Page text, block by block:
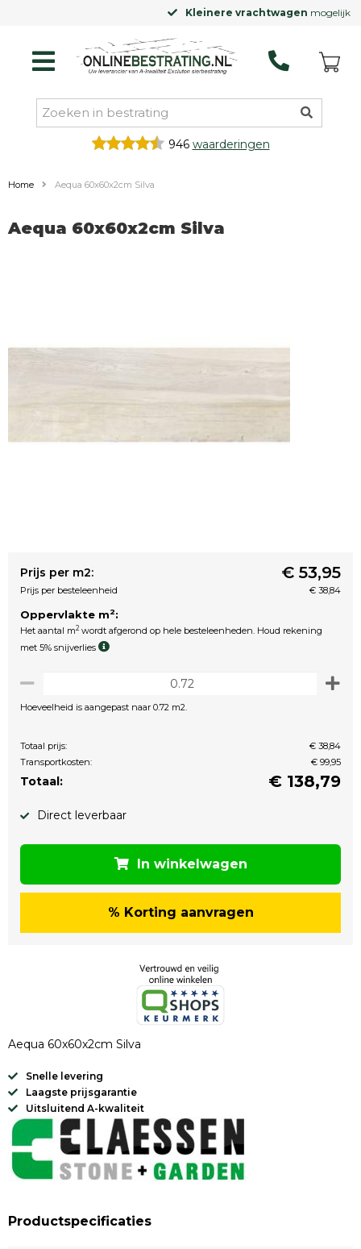
Kleinere vrachtwagenmogelijk
946 waarderingen
Home Aequa 60x60x2cm Silva
Aequa 60x60x2cm Silva
Prijs per m2: € 53,95
Prijs per besteleenheid € 38,84
Oppervlakte m2:
Het aantal m2 wordt afgerond op hele besteleenheden. Houd rekening
met 5% snijverlies
Hoeveelheid is aangepast naar 0.72 m2.
Totaal prijs:
€ 38,84
Transportkosten:
€ 99,95
Totaal: € 138,79
Direct leverbaar
In winkelwagen
% Korting aanvragen
Aequa 60x60x2cm Silva
Snelle levering
Laagste prijsgarantie
Uitsluitend A-kwaliteit
Productspecificaties